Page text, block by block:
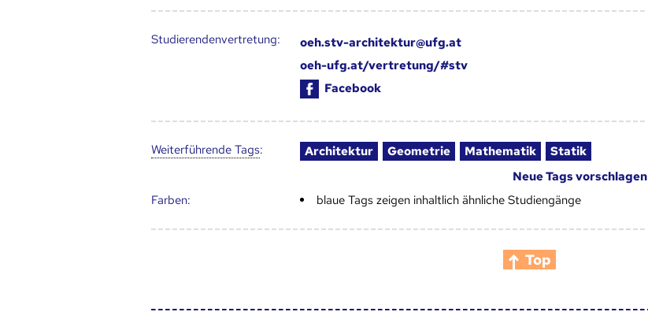
Studierendenvertretung:
oeh.stv-architektur@ufg.at
oeh-ufg.at/vertretung/#stv
Facebook
Weiter­führende Tags: Architektur Geometrie Mathematik
Statik
Neue Tags vorschlagen
Farben:
blaue Tags zeigen inhaltlich ähnliche Studiengänge
Top